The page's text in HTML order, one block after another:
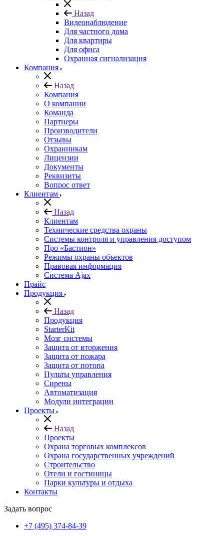
Назад
Видеонаблюдение
Для частного дома
Для квартиры
Для офиса
Охранная сигнализация
Компания
Назад
Компания
О компании
Команда
Партнеры
Производители
Отзывы
Охранникам
Лицензии
Документы
Реквизиты
Вопрос ответ
Клиентам
Назад
Клиентам
Технические средства охраны
Системы контроля и управления доступом
Про «Бастион»
Режимы охраны объектов
Правовая информация
Сиcтема Ajax
Прайс
Продукция
Назад
Продукция
StarterKit
Мозг системы
Защита от вторжения
Защита от пожара
Защита от потопа
Пульты управления
Сирены
Автоматизация
Модули интеграции
Проекты
Назад
Проекты
Охрана торговых комплексов
Охрана государственных учреждений
Строительство
Отели и гостиницы
Парки культуры и отдыха
Контакты
Задать вопрос
+7 (495) 374-84-39